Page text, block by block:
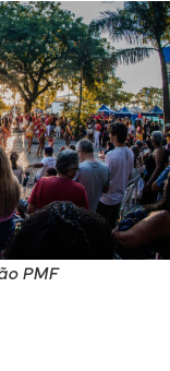
PMF